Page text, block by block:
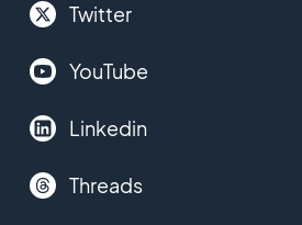
Twitter
YouTube
Linkedin
Threads